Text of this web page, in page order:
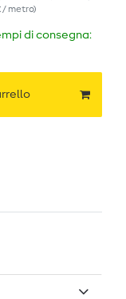
/ metro)
di consegna: